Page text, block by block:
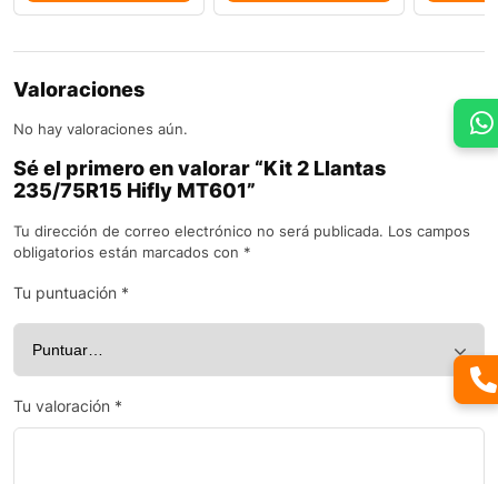
Valoraciones
No hay valoraciones aún.
Sé el primero en valorar “Kit 2 Llantas
235/75R15 Hifly MT601”
Tu dirección de correo electrónico no será publicada. Los campos
obligatorios están marcados con *
Tu puntuación *
Tu valoración *